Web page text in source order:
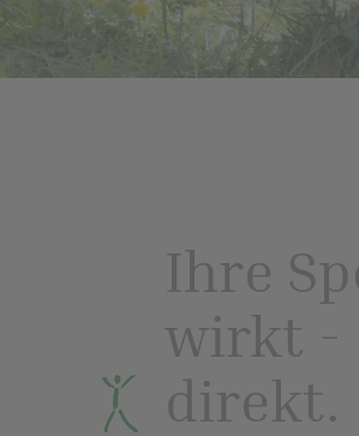
Ihre
wirkt -
direkt.